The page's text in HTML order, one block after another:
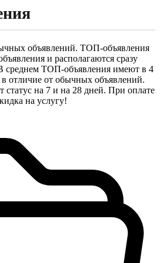
объявлений. ТОП-объявления
и располагаются сразу
среднем ТОП-объявления имеют в 4
отличие от обычных объявлений.
статус на 7 и на 28 дней. При оплате
на услугу!